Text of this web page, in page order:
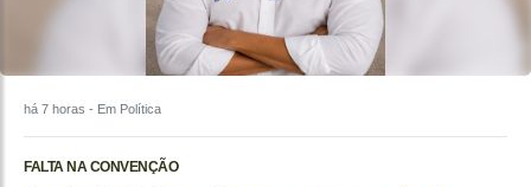
há 7 horas - Em Política
FALTA NA CONVENÇÃO